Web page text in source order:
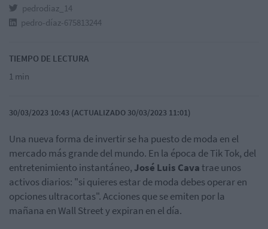
pedrodiaz_14
pedro-díaz-675813244
TIEMPO DE LECTURA
1 min
30/03/2023 10:43 (ACTUALIZADO 30/03/2023 11:01)
Una nueva forma de invertir se ha puesto de moda en el
mercado más grande del mundo. En la época de Tik Tok, del
entretenimiento instantáneo, José Luis Cavatrae unos
activos diarios: "si quieres estar de moda debes operar en
opciones ultracortas". Acciones que se emiten por la
mañana en Wall Street y expiran en el día.